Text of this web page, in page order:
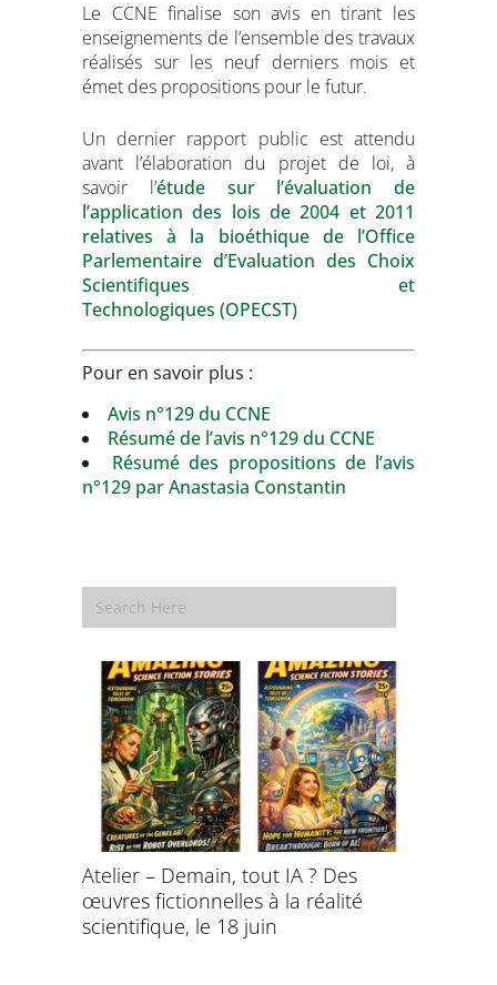
Le CCNE finalise son avis en tirant les
enseignements de l’ensemble des travaux
réalisés sur les neuf derniers mois et
émet des propositions pour le futur.
Un dernier rapport public est attendu
avant l’élaboration du projet de loi, à
savoir l’étude sur l’évaluation de
l’application des lois de 2004 et 2011
relatives à la bioéthique de l’Office
Parlementaire d’Evaluation des Choix
Scientifiques et
Technologiques (OPECST)
Pour en savoir plus :
Avis n°129 du CCNE
Résumé de l’avis n°129 du CCNE
Résumé des propositions de l’avis
n°129 par Anastasia Constantin
Atelier – Demain, tout IA ? Des
œuvres fictionnelles à la réalité
scientifique, le 18 juin